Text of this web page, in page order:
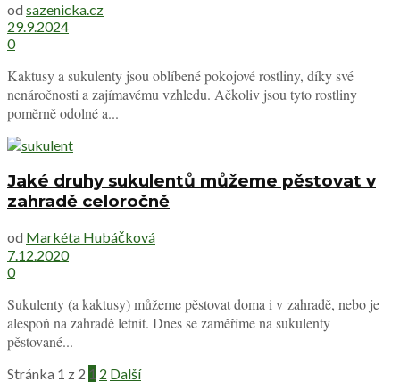
od sazenicka.cz
29.9.2024
0
Kaktusy a sukulenty jsou oblíbené pokojové rostliny, díky své
nenáročnosti a zajímavému vzhledu. Ačkoliv jsou tyto rostliny
poměrně odolné a...
Jaké druhy sukulentů můžeme pěstovat v
zahradě celoročně
od Markéta Hubáčková
7.12.2020
0
Sukulenty (a kaktusy) můžeme pěstovat doma i v zahradě, nebo je
alespoň na zahradě letnit. Dnes se zaměříme na sukulenty
pěstované...
Stránka 1 z 2 1 2 Další